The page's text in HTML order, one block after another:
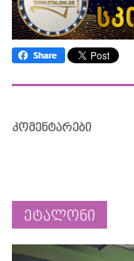
კომენტარები
ეტალონი